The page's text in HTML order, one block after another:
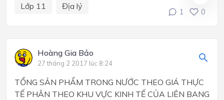
Lớp 11 Địa lý
1 0
Hoàng Gia Bảo
27 tháng 2 2017 lúc 8:24
TỔNG SẢN PHẨM TRONG NƯỚC THEO GIÁ THỰC
TẾ PHÂN THEO KHU VỰC KINH TẾ CỦA LIÊN BANG